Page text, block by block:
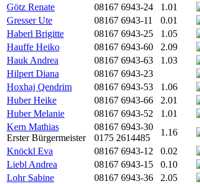
Götz Renate
08167 6943-24 1.01
Gresser Ute
08167 6943-11 0.01
Haberl Brigitte
08167 6943-25 1.05
Hauffe Heiko
08167 6943-60 2.09
Hauk Andrea
08167 6943-63 1.03
Hilpert Diana
08167 6943-23
Hoxhaj Qendrim
08167 6943-53 1.06
Huber Heike
08167 6943-66 2.01
Huber Melanie
08167 6943-52 1.01
Kern Mathias
Erster Bürgermeister
08167 6943-30
0175 2614485
1.16
Knöckl Eva
08167 6943-12 0.02
Liebl Andrea
08167 6943-15 0.10
Lohr Sabine
08167 6943-36 2.05